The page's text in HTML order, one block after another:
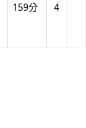
159分 4